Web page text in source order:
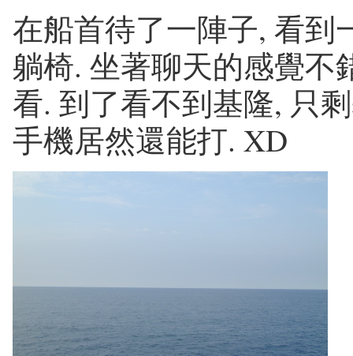
在船首待了一陣子, 看到
躺椅. 坐著聊天的感覺不
看. 到了看不到基隆, 只
手機居然還能打. XD